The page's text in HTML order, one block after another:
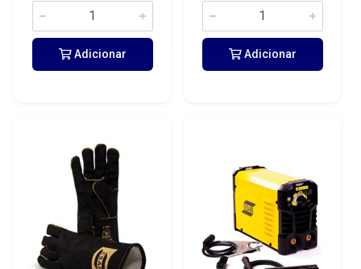
Adicionar Adicionar